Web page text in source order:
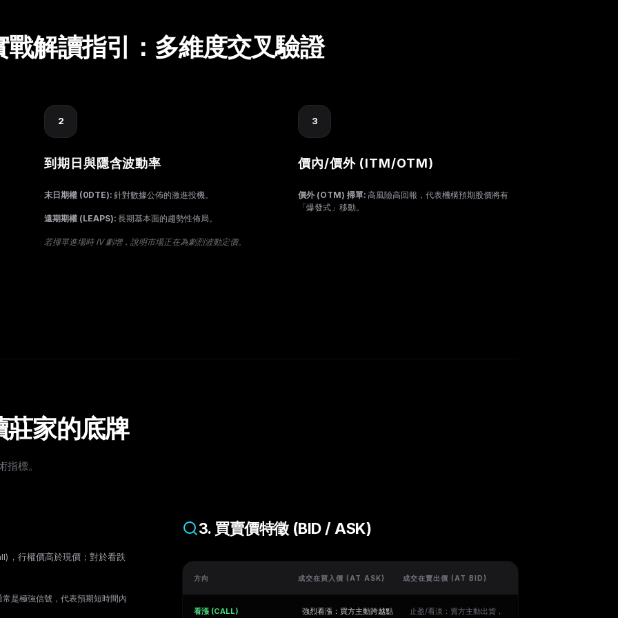
戰解讀指引：多維度交叉驗證
2
到期日與隱含波動率
末日期權 (0DTE): 針對數據公佈的激進投機。
遠期期權 (LEAPS): 長期基本面的趨勢性佈局。
若掃單進場時 IV 劇增，說明市場正在為劇烈波動定價。
3
價內/價外 (ITM/OTM)
價外 (OTM) 掃單: 高風險高回報，代表機構預期股價將有
「爆發式」移動。
家的底牌
標。
，行權價高於現價；對於看跌
是極強信號，代表預期短時間內
3. 買賣價特徵 (BID / ASK)
方向 成交在買入價 (AT ASK) 成交在賣出價 (AT BID)
看漲 (CALL)
強烈看漲：買方主動跨越點
止盈/看淡：賣方主動出貨，